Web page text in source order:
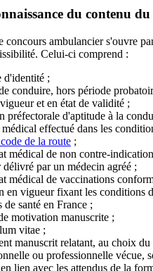
du contenu du
concours ambulancier s'ouvre
Celui-ci comprend :
d'identité ;
conduire, hors période
et en état de validité ;
préfectorale d'aptitude à la
médical effectué dans les
de la route ;
médical de non contre-
par un médecin agréé ;
médical de vaccinations
en vigueur fixant les conditions
de santé en France ;
motivation manuscrite ;
vitae ;
manuscrit relatant, au choix
ou professionnelle vécue,
lien avec les attendus de la